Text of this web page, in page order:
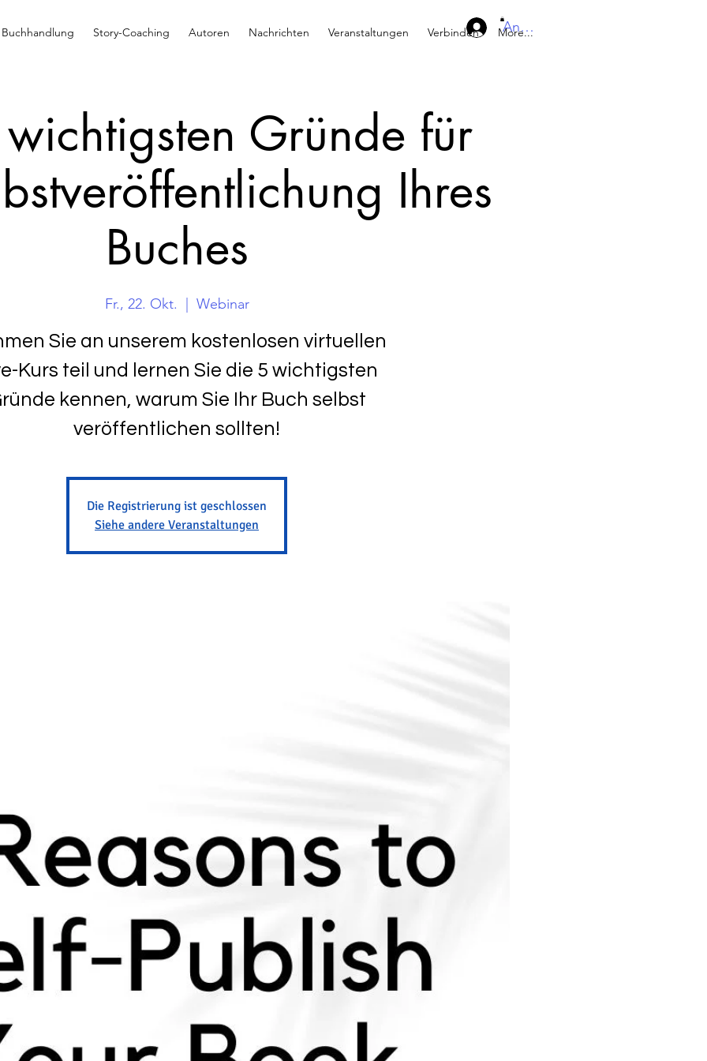
Buchhandlung Story-Coaching Autoren Nachrichten Veranstaltungen Verbinden More...
Anmelden
Gründe für
Ihres
Buches
Fr., 22. Okt. Webinar
Sie an unserem kostenlosen virtuellen
Kurs teil und lernen Sie die 5 wichtigsten
kennen, warum Sie Ihr Buch selbst
veröffentlichen sollten!
Die Registrierung ist geschlossen
Siehe andere Veranstaltungen